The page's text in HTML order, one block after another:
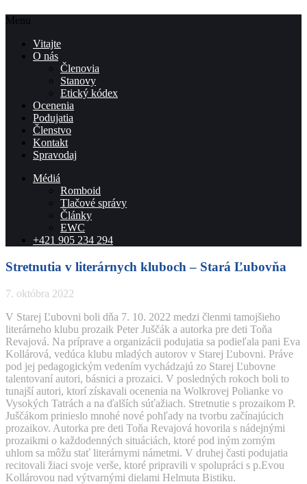
Menu
Vitajte
O nás
Členovia
Stanovy
Etický kódex
Ocenenia
Podujatia
Členstvo
Kontakt
Spravodaj
Médiá
Romboid
Tlačové správy
Články
EWC
+421 905 234 294
Stretnutia v literárnych kluboch – Stará Ľubovňa
7. októbra 2022
V Starej Ľubovni boli dňa 7. 10. 2022 medzi členmi tamojšieho
literárneho klubu prozaik Peter Juščák a autorka pre deti Toňa
Revajová. Na príprave a organizácii podujatia sa podieľala pani Eva
Kollárová, vedúca klubu mladých autorov v Starej Ľubovni. Práve
pod jej pedagogickým vedením vychádzajú zo Starej Ľubovne
talentovaní autori, básnici a prozaici. V posledných rokoch boli to
tunajší autori, ktorí získavali ocenenia na Wolkrovej Polianke vo
Vysokých Tatrách a na ďalších súťažiach. Stretnutie s prozaikom P.
Juščákom prinieslo mnohé nové pohľady na tvorbu začínajúcich
prozaikov. Autorka pre deti Toňa Revajová hovorila s nádejnými
prozaikmi o každodenných situáciách, ktoré pod iným zorným
uhlom sa môžu stať literárnymi námetmi. V druhej časti podujatia
recitovali žiaci svoje verše, ktoré pripravili v spolupráci s p.Evou
Kollárovou nad výtvarnými dielami Helmuta Bistiku.